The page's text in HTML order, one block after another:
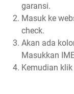
garansi.
Masuk ke
check.
Akan ada
Masukkan
Kemudian klik